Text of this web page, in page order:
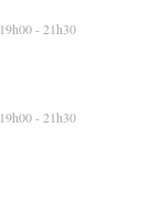
19h00 - 21h30
19h00 - 21h30